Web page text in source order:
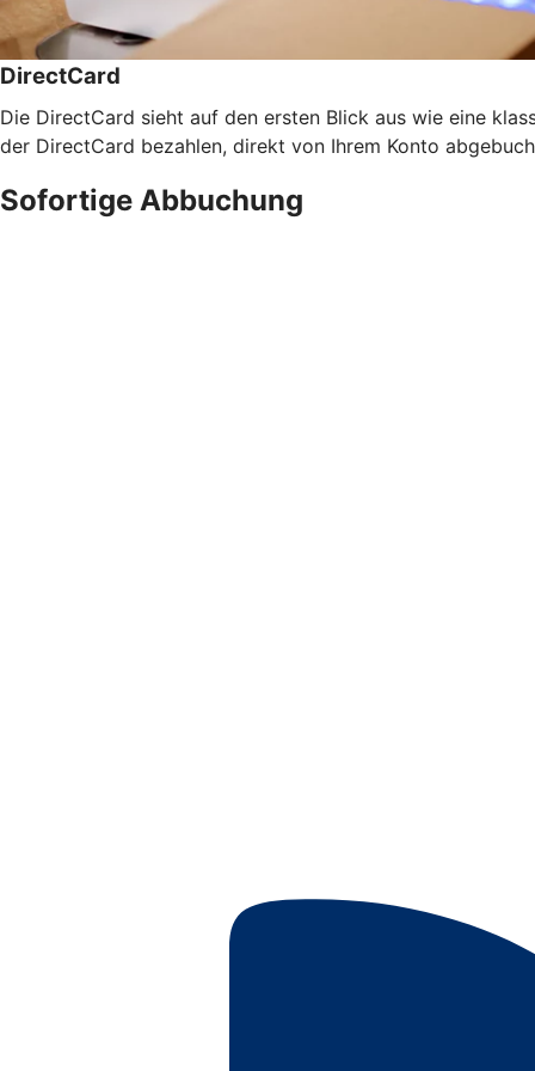
DirectCard
Die DirectCard sieht auf den ersten Blick aus wie eine
der DirectCard bezahlen, direkt von Ihrem Konto
Sofortige Abbuchung